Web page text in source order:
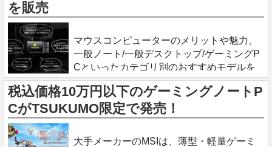
を販売
マウスコンピューターのメリットや魅力、
一般ノート/一般デスクトップ/ゲーミングP
Cといったカテゴリ別のおすすめモデルを
紹介しています。 マウスコンピューターは
全国CMを放映するほど人気 マウスコンピ
ューターは、全国テ
税込価格10万円以下のゲーミングノートP
CがTSUKUMO限定で発売！
大手メーカーのMSIは、薄型・軽量ゲーミ